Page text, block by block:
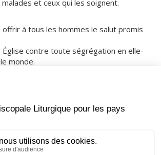
et ceux qui les soignent.
offrir à tous les hommes le salut promis
contre toute ségrégation en elle-
monde.
salut retardé par nos fautes soit hâté
de ta grâce.